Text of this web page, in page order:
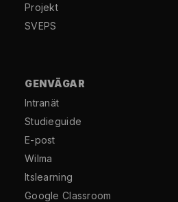
Projekt
SVEPS
GENVÄGAR
Intranät
Studieguide
E-post
Wilma
Itslearning
Google Classroom